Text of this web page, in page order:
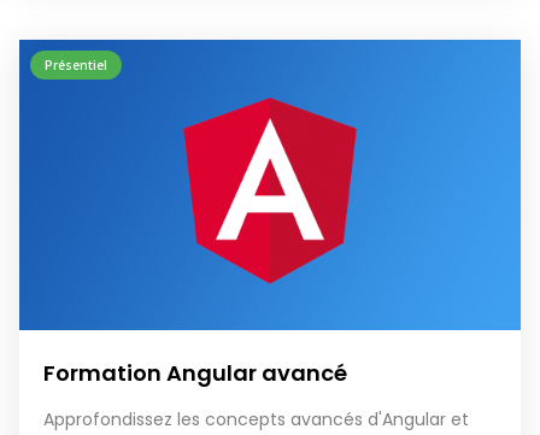
Présentiel
Formation Angular avancé
Approfondissez les concepts avancés d'Angular et